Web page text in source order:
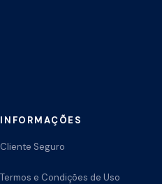
INFORMAÇÕES
Cliente Seguro
Termos e Condições de Uso